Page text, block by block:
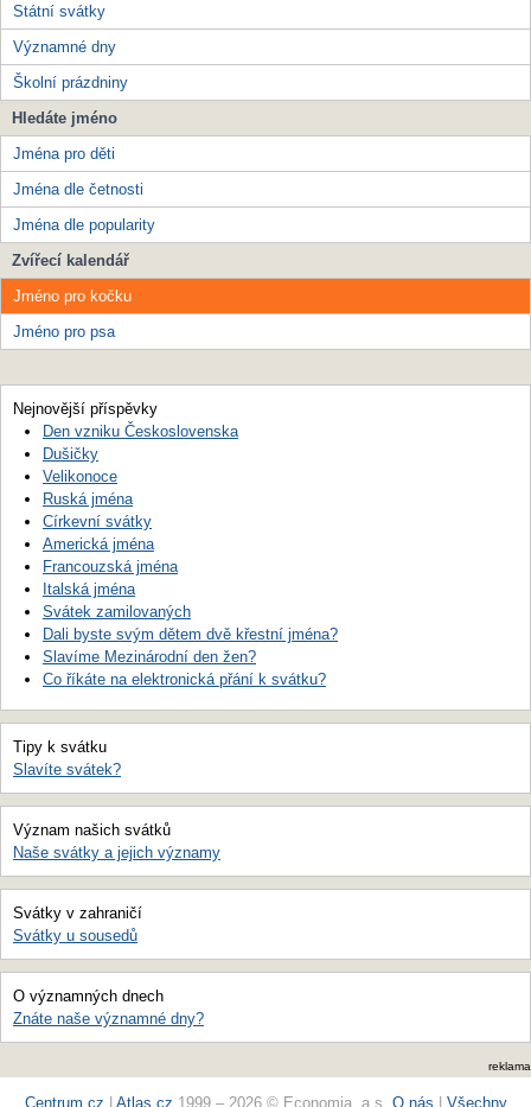
Státní svátky
Významné dny
Školní prázdniny
Hledáte jméno
Jména pro děti
Jména dle četnosti
Jména dle popularity
Zvířecí kalendář
Jméno pro kočku
Jméno pro psa
Nejnovější příspěvky
Den vzniku Československa
Dušičky
Velikonoce
Ruská jména
Církevní svátky
Americká jména
Francouzská jména
Italská jména
Svátek zamilovaných
Dali byste svým dětem dvě křestní jména?
Slavíme Mezinárodní den žen?
Co říkáte na elektronická přání k svátku?
Tipy k svátku
Slavíte svátek?
Význam našich svátků
Naše svátky a jejich významy
Svátky v zahraničí
Svátky u sousedů
O významných dnech
Znáte naše významné dny?
reklama
Centrum.cz Atlas.cz 1999 – 2026 © Economia, a.s. O nás Všechny